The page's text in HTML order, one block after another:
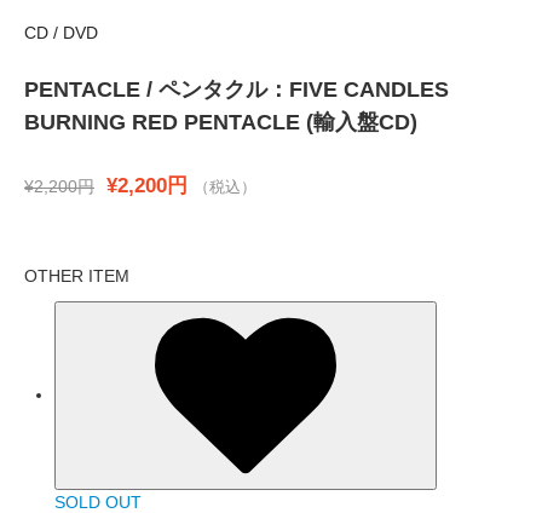
CD / DVD
PENTACLE / ペンタクル：FIVE CANDLES
BURNING RED PENTACLE (輸入盤CD)
¥2,200円 ¥2,200円 （税込）
OTHER ITEM
SOLD OUT